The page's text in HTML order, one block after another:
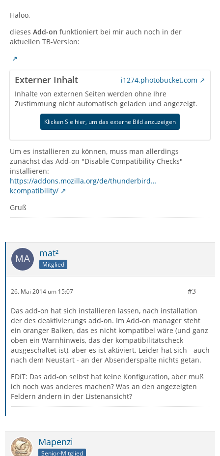
Haloo,
dieses Add-on funktioniert bei mir auch noch in der
aktuellen TB-Version:
Externer Inhalt
i1274.photobucket.com
Inhalte von externen Seiten werden ohne Ihre
Zustimmung nicht automatisch geladen und angezeigt.
Klicken Sie hier, um das externe Bild anzuzeigen
Um es installieren zu können, muss man allerdings
zunächst das Add-on "Disable Compatibility Checks"
installieren:
https://addons.mozilla.org/de/thunderbird…
kcompatibility/
Gruß
mat²
Mitglied
26. Mai 2014 um 15:07 #3
Das add-on hat sich installieren lassen, nach installation
der des deaktivierungs add-on. Im Add-on manager steht
ein oranger Balken, das es nicht kompatibel wäre (und ganz
oben ein Warnhinweis, das der kompatibilitätscheck
ausgeschaltet ist), aber es ist aktiviert. Leider hat sich - auch
nach dem Neustart - an der Absenderspalte nichts getan.
EDIT: Das add-on selbst hat keine Konfiguration, aber muß
ich noch was anderes machen? Was an den angezeigten
Feldern ändern in der Listenansicht?
Mapenzi
Senior-Mitglied